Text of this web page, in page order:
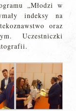
„Młodzi w
indeksy na
oraz
Uczestniczki